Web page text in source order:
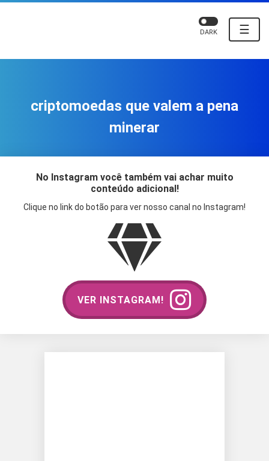
☰
DARK
criptomoedas que valem a pena
minerar
No Instagram você também vai achar muito
conteúdo adicional!
Clique no link do botão para ver nosso canal no Instagram!
VER INSTAGRAM!